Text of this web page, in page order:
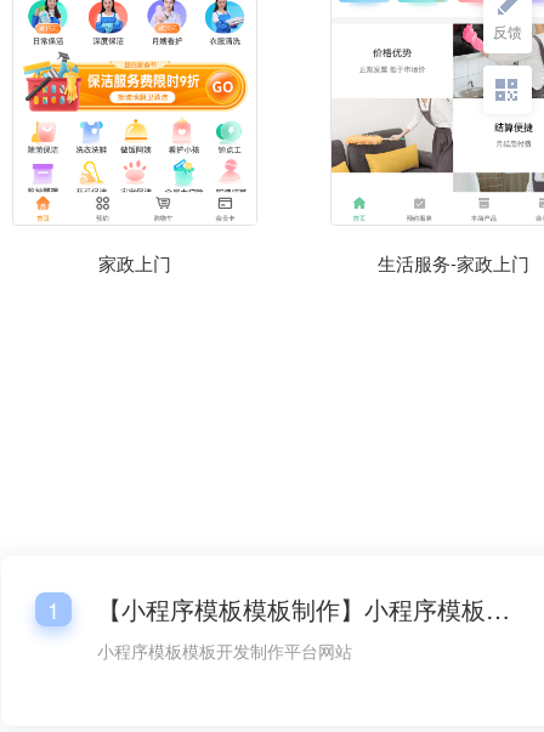
灯光照明 摄影店
母婴专区 宠物服务
文具 农资农科 养殖牲畜
猜你喜欢 餐饮官网
家政上门 生活服务-家政上门
1 【小程序模板模板制作】小程序模板模板开发平台网站
小程序模板模板开发制作平台网站